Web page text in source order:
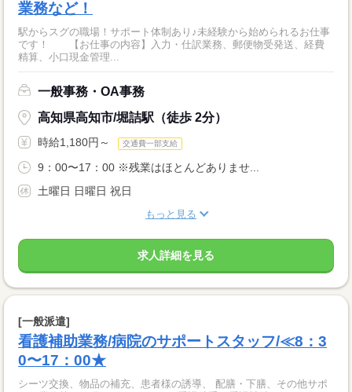
業務など！
駅からスグの職場！サポート体制あり♪未経験から始められるお仕事
です！ 【お仕事の内容】入力・仕訳業務、郵便物受発送、経費
精算、小口現金管理...
一般事務・OA事務
高知県高知市/堀詰駅（徒歩 2分）
時給1,180円～ 交通費一部支給
9：00〜17：00 ※残業はほとんどありませ...
土曜日 日曜日 祝日
もっと見る
求人詳細を見る
[一般派遣]
看護補助業務/病院のサポートスタッフ/≪8：3
0〜17：00★
シーツ交換、物品の補充、患者様の誘導、 配膳・下膳、その他サポ